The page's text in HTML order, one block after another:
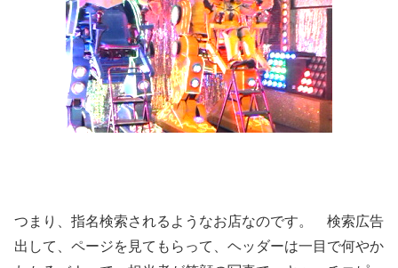
つまり、指名検索されるようなお店なのです。 検索広告
出して、ページを見てもらって、ヘッダーは一目で何やか